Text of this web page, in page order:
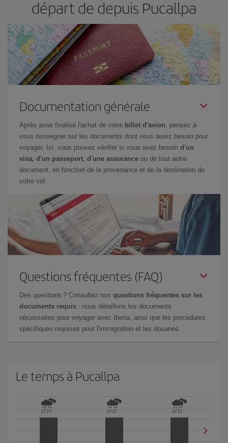
départ de depuis Pucallpa
Documentation générale
Après avoir finalisé l'achat de votre billet d'avion , pensez à
vous renseigner sur les documents dont vous aurez besoin pour
voyager. Ici, vous pouvez vérifier si vous avez besoin d'un
visa, d'un passeport, d'une assurance ou de tout autre
document, en fonction de la provenance et de la destination de
votre vol.
Questions fréquentes (FAQ)
Des questions ? Consultez nos questions fréquentes sur les
documents requis : nous détaillons les documents
nécessaires pour voyager avec Iberia, ainsi que les procédures
spécifiques requises pour l'immigration et les douanes.
Le temps à Pucallpa